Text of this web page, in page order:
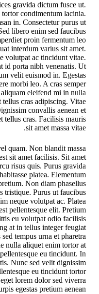
gravida dictum fusce ut.
tortor condimentum lacinia.
in. Consectetur purus ut
libero enim sed faucibus
proin fermentum leo
interdum varius sit amet.
volutpat ac tincidunt vitae.
id porta nibh venenatis. Ut
velit euismod in. Egestas
morbi leo. A cras semper
eleifend mi in nulla
tellus cras adipiscing. Vitae
convallis aenean et
tellus cras. Facilisis mauris
sit amet massa vitae.
quam. Non blandit massa
sit amet facilisis. Sit amet
risus quis. Purus gravida
platea. Elementum
Non diam phasellus
tristique. Purus ut faucibus
neque volutpat ac. Platea
pellentesque elit. Pretium
eu volutpat odio facilisis
at in tellus integer feugiat
tempus urna et pharetra
nulla aliquet enim tortor at
eu tincidunt. In
Nunc sed velit dignissim
eu tincidunt tortor
lorem dolor sed viverra
egestas pretium aenean.